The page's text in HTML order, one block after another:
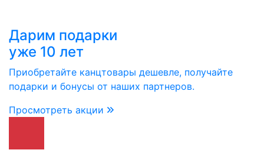
Дарим подарки
уже 10 лет
Приобретайте канцтовары дешевле, получайте
подарки и бонусы от наших партнеров.
Просмотреть акции